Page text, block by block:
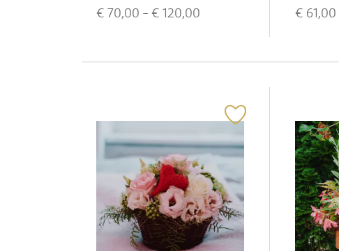
€ 70,00 - € 120,00 € 61,00